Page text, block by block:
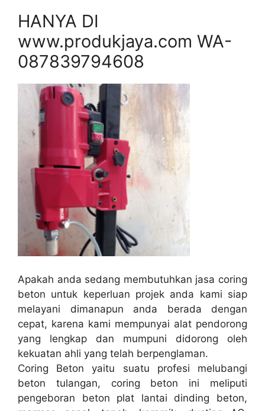
HANYA DI
www.produkjaya.com WA-
087839794608
Apakah anda sedang membutuhkan jasa coring
beton untuk keperluan projek anda kami siap
melayani dimanapun anda berada dengan
cepat, karena kami mempunyai alat pendorong
yang lengkap dan mumpuni didorong oleh
kekuatan ahli yang telah berpenglaman.
Coring Beton yaitu suatu profesi melubangi
beton tulangan, coring beton ini meliputi
pengeboran beton plat lantai dinding beton,